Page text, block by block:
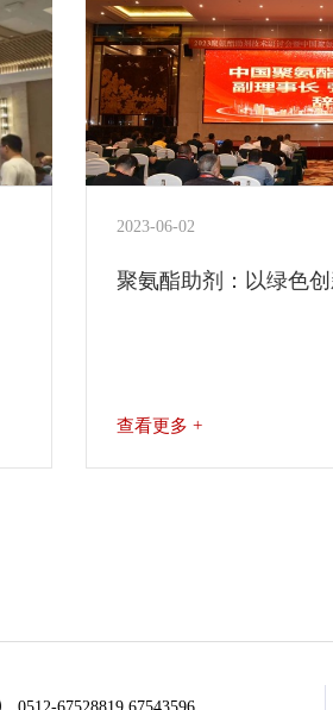
2023-06-02
聚氨酯助剂：以绿色
查看更多 +